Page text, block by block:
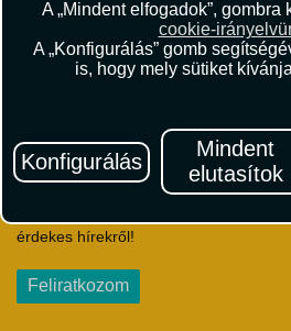
A „Mindent elfogadok”,
cookie-
A „Konfigurálás” gomb
is, hogy mely sütiket
Konfigurálás
Mindent
elutasítok
Utasbiztosítás Szerződési Feltételek
Repülőjegy Szerződési Feltételek
Adatvédelem
Hírlevél
Iratkozzon fel Magyarország egyik
érdekes hírekről!
Feliratkozom